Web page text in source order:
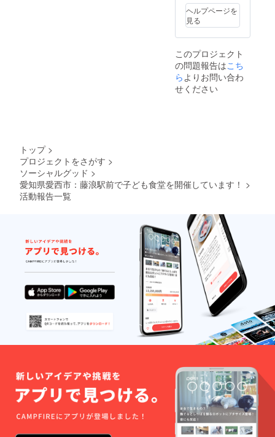
ゴやバ
ナーな
どの画
像の受
につい
ては、
プロ
ジェク
ト終了
いては
送って
くださ
い。 備
考欄に
お名前
を記入
されて
いない
方は、
お名前
の掲載
を希望
されな
い方と
す。
ことを
教えた
いか、
記入し
さい。
内容に
よって
は、お
断りす
などが
高く
場合に
は、別
途、主
催者に
負担頂
くこと
がござ
いま
す。
※ ２０
２５年
５月か
ら２０
２５年
ヘルプページを
見る
このプロジェクト
の問題報告はこち
らよりお問い合わ
せください
トップ >
プロジェクトをさがす >
ソーシャルグッド >
愛知県愛西市：藤浪駅前で子ども食堂を開催しています！ >
活動報告一覧